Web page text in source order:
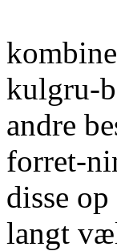
kulgru-
andre
forret-
disse
langt